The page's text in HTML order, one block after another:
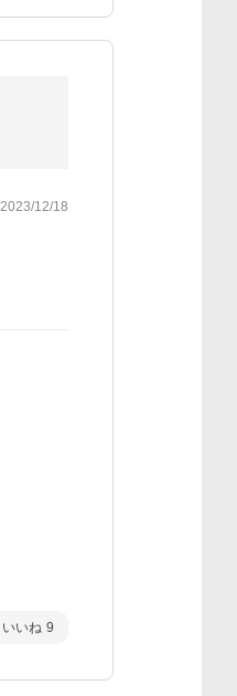
2023/12/18
いいね 9